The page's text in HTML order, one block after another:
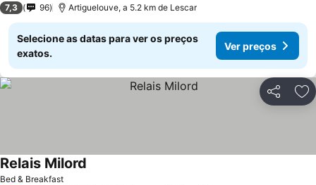
7,3 96 Artiguelouve, a 5.2 km de Lescar
Selecione as datas para ver os preços
exatos.
Ver preços
Partilhar
Bed & Breakfast
Relais Milord